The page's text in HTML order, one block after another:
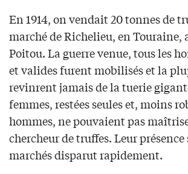
En 1914, on vendait 20 tonnes de
marché de Richelieu, en Touraine,
Poitou. La guerre venue, tous les
et valides furent mobilisés et la
revinrent jamais de la tuerie
femmes, restées seules et, moins
hommes, ne pouvaient pas
chercheur de truffes. Leur présence
marchés disparut rapidement.